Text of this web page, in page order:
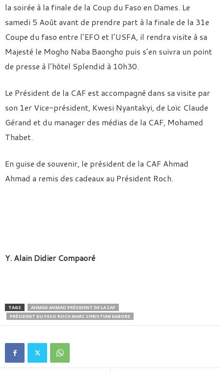
la soirée à la finale de la Coup du Faso en Dames. Le
samedi 5 Août avant de prendre part à la finale de la 31e
Coupe du faso entre l’EFO et l’USFA, il rendra visite à sa
Majesté le Mogho Naba Baongho puis s’en suivra un point
de presse à l’hôtel Splendid à 10h30.
Le Président de la CAF est accompagné dans sa visite par
son 1er Vice-président, Kwesi Nyantakyi, de Loïc Claude
Gérand et du manager des médias de la CAF, Mohamed
Thabet.
En guise de souvenir, le président de la CAF Ahmad
Ahmad a remis des cadeaux au Président Roch.
Y. Alain Didier Compaoré
TAGS
AHMAD AHMAD PRÉSIDENT DE LA CAF
PRÉSIDENT DU FASO ROCH MARC CHRISTIAN KABORE